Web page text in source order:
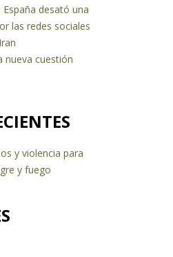
desató una
las redes sociales
nueva cuestión
y violencia para
y fuego